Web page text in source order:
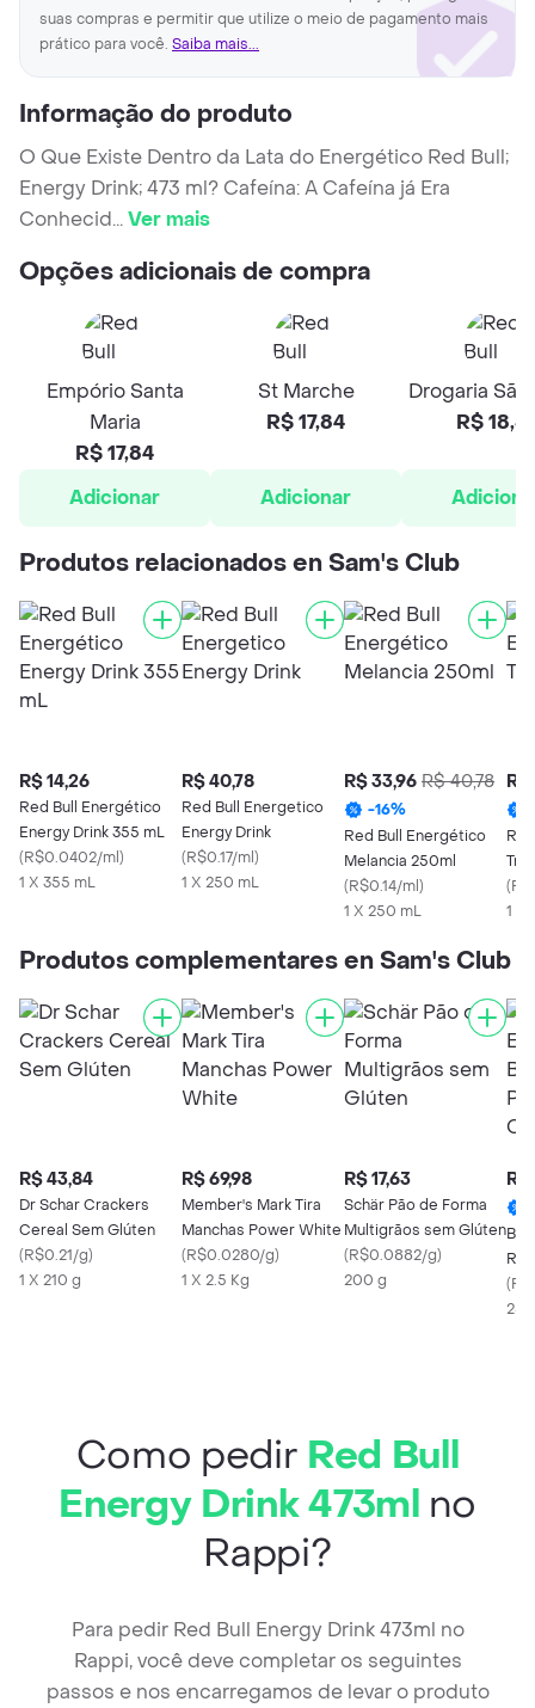
suas compras e permitir que utilize o meio de pagamento mais
prático para você. Saiba mais...
Informação do produto
O Que Existe Dentro da Lata do Energético Red Bull;
Energy Drink; 473 ml? Cafeína: A Cafeína já Era
Conhecid...Ver mais
Opções adicionais de compra
Empório Santa
Maria
R$ 17,84
Adicionar
St Marche
R$ 17,84
Adicionar
Drogaria São
R$
Produtos relacionados en Sam's Club
R$ 14,26
Red Bull Energético
Energy Drink 355 mL
(R$0.0402/ml)
1 X 355 mL
R$ 40,78
Red Bull Energetico
Energy Drink
(R$0.17/ml)
1 X 250 mL
R$ 33,96 R$ 40,78
-16%
Red Bull Energético
Melancia 250ml
(R$0.14/ml)
1 X 250 mL
R$
(
1 X
Produtos complementares en Sam's Club
R$ 43,84
Dr Schar Crackers
Cereal Sem Glúten
(R$0.21/g)
1 X 210 g
R$ 69,98
Member's Mark Tira
Manchas Power White
(R$0.0280/g)
1 X 2.5 Kg
R$ 17,63
Schär Pão de Forma
Multigrãos sem Glúten
(R$0.0882/g)
200 g
R$
(
Como pedir Red Bull
Energy Drink 473ml no
Rappi?
Para pedir Red Bull Energy Drink 473ml no
Rappi, você deve completar os seguintes
passos e nos encarregamos de levar o produto